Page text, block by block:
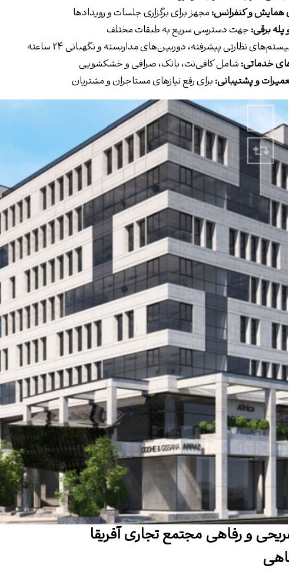
و کنفرانس:مجهز برای برگزاری جلسات و رویدادها
برقی:جهت دسترسی سریع به طبقات مختلف
نظارتی پیشرفته، دوربین‌های مداربسته و نگهبانی ۲۴ ساعته
خدماتی:شامل کافی‌نت، بانک، صرافی و خشکشویی
و پشتیبانی:برای رفع نیازهای مستاجران و مشتریان
و رفاهی مجتمع تجاری آفریقا